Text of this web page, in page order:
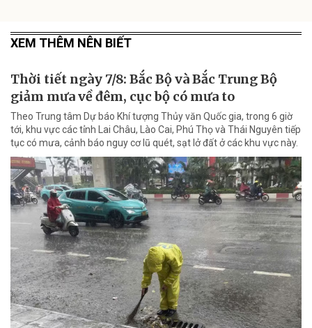
XEM THÊM NÊN BIẾT
Thời tiết ngày 7/8: Bắc Bộ và Bắc Trung Bộ
giảm mưa về đêm, cục bộ có mưa to
Theo Trung tâm Dự báo Khí tượng Thủy văn Quốc gia, trong 6 giờ
tới, khu vực các tỉnh Lai Châu, Lào Cai, Phú Thọ và Thái Nguyên tiếp
tục có mưa, cảnh báo nguy cơ lũ quét, sạt lở đất ở các khu vực này.